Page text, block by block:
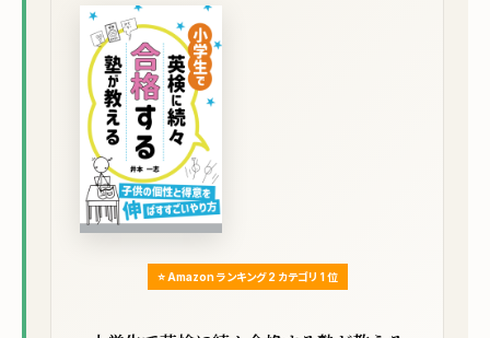
⭐ Amazon ランキング 2 カテゴリ 1 位